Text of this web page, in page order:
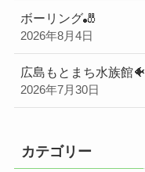
ボーリング🎳
2026年8月4日
広島もとまち水族館🐠
2026年7月30日
カテゴリー